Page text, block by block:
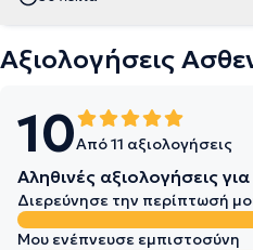
Αξιολογήσεις
10Από 11 αξιολογήσεις
Αληθινές αξιολογήσεις
Διερεύνησε την περίπτωσή
Μου ενέπνευσε εμπιστοσύνη